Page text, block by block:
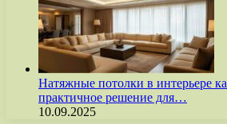
Натяжные потолки в интерьере
практичное решение для…
10.09.2025